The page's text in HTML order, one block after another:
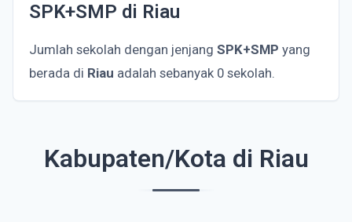
SPK+SMP di Riau
Jumlah sekolah dengan jenjang SPK+SMP yang
berada di Riau adalah sebanyak 0 sekolah.
Kabupaten/Kota di Riau